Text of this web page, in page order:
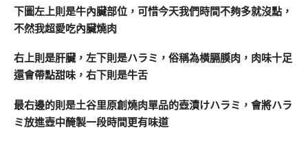
下圖左上則是牛內臟部位，可惜今天我們時間不夠多就沒點，
不然我超愛吃內臟燒肉
右上則是肝臟，左下則是ハラミ，俗稱為橫膈膜肉，肉味十足
還會帶點甜味，右下則是牛舌
最右邊的則是土谷里原創燒肉單品的壺漬けハラミ，會將ハラ
ミ放進壺中醃製一段時間更有味道